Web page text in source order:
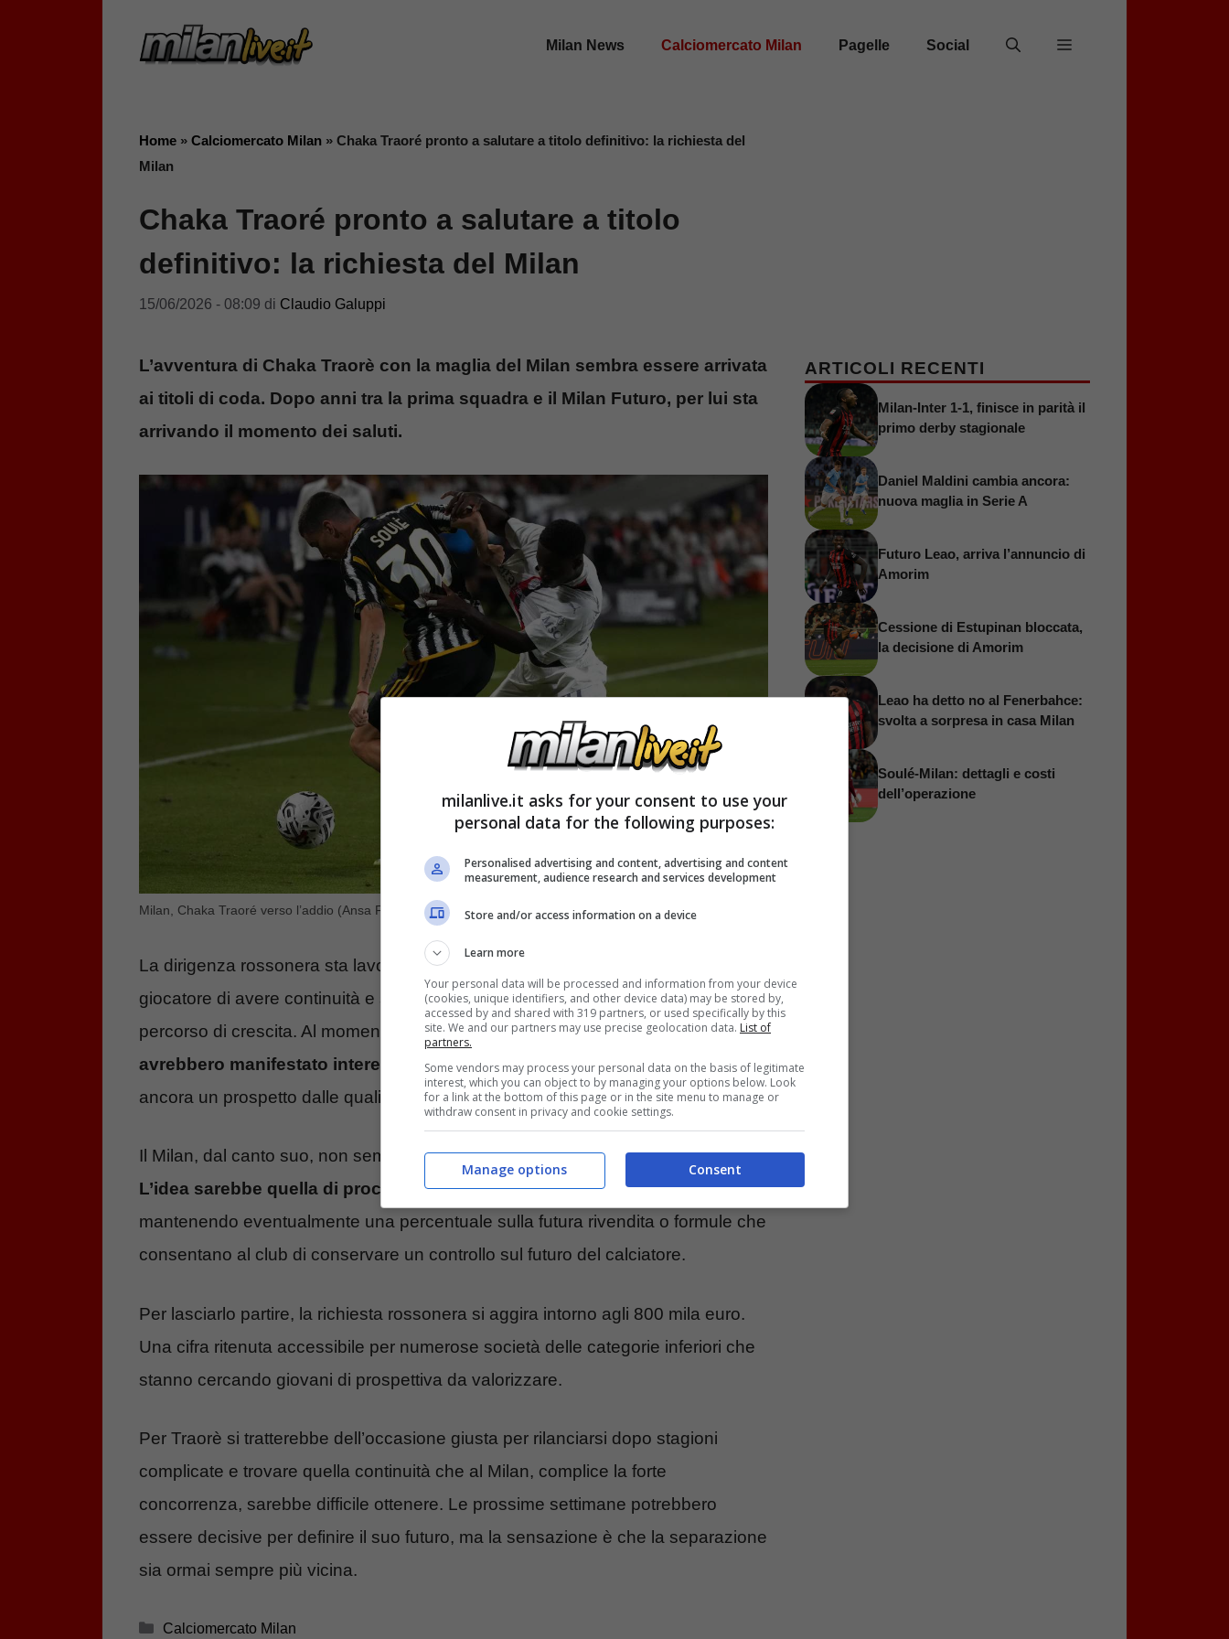
Milan News Calciomercato Milan Pagelle Social
Home » Calciomercato Milan » Chaka Traoré pronto a salutare a titolo definitivo: la richiesta del
Milan
Chaka Traoré pronto a salutare a titolo
definitivo: la richiesta del Milan
15/06/2026 - 08:09 di Claudio Galuppi
L’avventura di Chaka Traorè con la maglia del Milan sembra essere arrivata
ai titoli di coda. Dopo anni tra la prima squadra e il Milan Futuro, per lui sta
arrivando il momento dei saluti.
Milan, Chaka Traoré verso l’addio (Ansa Foto) – milanlive.it
La dirigenza rossonera sta lavorando per trovare una soluzione che permetta al
giocatore di avere continuità e soprattutto spazio per completare il proprio
percorso di crescita. Al momento
diverse società di Serie B e Serie C
avrebbero manifestato interesse
nei confronti del classe 2004, considerato
ancora un prospetto dalle qualità interessanti.
Il Milan, dal canto suo, non sembra intenzionato a concedere nuovi prestiti.
L’idea sarebbe quella di procedere con una cessione a titolo definitivo,
mantenendo eventualmente una percentuale sulla futura rivendita o formule che
consentano al club di conservare un controllo sul futuro del calciatore.
Per lasciarlo partire, la richiesta rossonera si aggira intorno agli 800 mila euro.
Una cifra ritenuta accessibile per numerose società delle categorie inferiori che
stanno cercando giovani di prospettiva da valorizzare.
Per Traorè si tratterebbe dell’occasione giusta per rilanciarsi dopo stagioni
complicate e trovare quella continuità che al Milan, complice la forte
concorrenza, sarebbe difficile ottenere. Le prossime settimane potrebbero
essere decisive per definire il suo futuro, ma la sensazione è che la separazione
sia ormai sempre più vicina.
Categorie
Calciomercato Milan
ARTICOLI RECENTI
Milan-Inter 1-1, finisce in parità il
primo derby stagionale
Daniel Maldini cambia ancora:
nuova maglia in Serie A
Futuro Leao, arriva l’annuncio di
Amorim
Cessione di Estupinan bloccata,
la decisione di Amorim
Leao ha detto no al Fenerbahce:
svolta a sorpresa in casa Milan
Soulé-Milan: dettagli e costi
dell’operazione
milanlive.it asks for your consent to use your
personal data for the following purposes:
Personalised advertising and content, advertising and content
measurement, audience research and services development
Store and/or access information on a device
Learn more
Your personal data will be processed and information from your device
(cookies, unique identifiers, and other device data) may be stored by,
accessed by and shared with 319 partners, or used specifically by this
site. We and our partners may use precise geolocation data. List of
partners.
Some vendors may process your personal data on the basis of legitimate
interest, which you can object to by managing your options below. Look
for a link at the bottom of this page or in the site menu to manage or
withdraw consent in privacy and cookie settings.
Consent
Manage options